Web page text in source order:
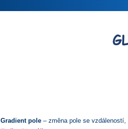
Gradient pole – změna pole se